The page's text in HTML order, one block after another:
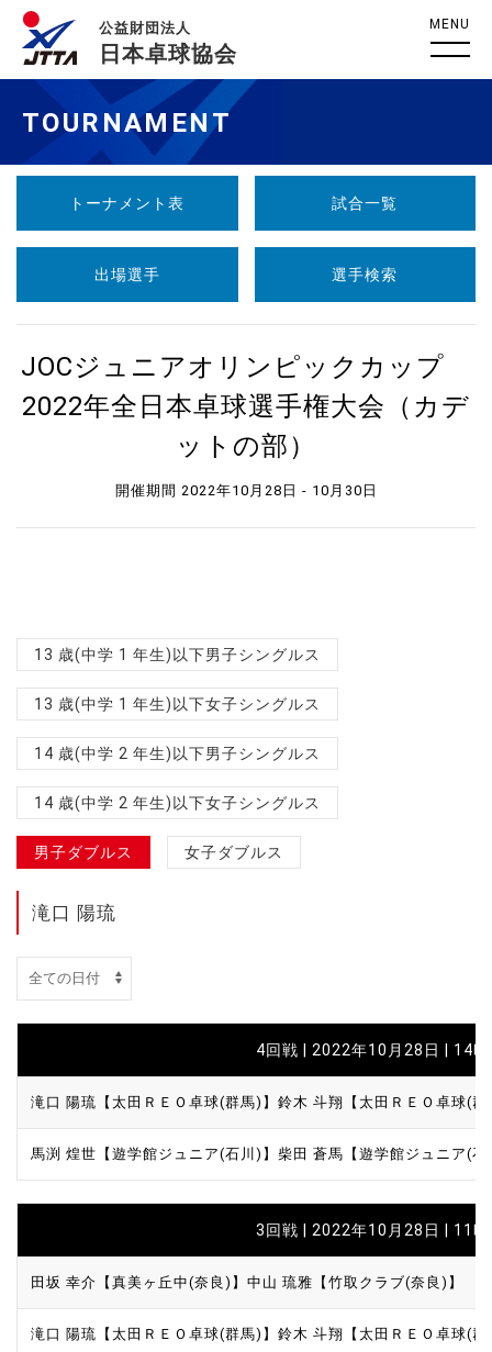
公益財団法人
日本卓球協会
MENU
TOURNAMENT
トーナメント表 試合一覧
出場選手 選手検索
JOCジュニアオリンピックカップ
2022年全日本卓球選手権大会（カデ
ットの部）
開催期間 2022年10月28日 - 10月30日
13 歳(中学 1 年生)以下男子シングルス
13 歳(中学 1 年生)以下女子シングルス
14 歳(中学 2 年生)以下男子シングルス
14 歳(中学 2 年生)以下女子シングルス
男子ダブルス 女子ダブルス
滝口 陽琉
4回戦 | 2022年10月28日 | 14
滝口 陽琉【太田ＲＥＯ卓球(群馬)】 鈴木 斗翔【太田ＲＥＯ卓球(群
馬渕 煌世【遊学館ジュニア(石川)】 柴田 蒼馬【遊学館ジュニア(石
3回戦 | 2022年10月28日 | 11
田坂 幸介【真美ヶ丘中(奈良)】 中山 琉雅【竹取クラブ(奈良)】
滝口 陽琉【太田ＲＥＯ卓球(群馬)】 鈴木 斗翔【太田ＲＥＯ卓球(群